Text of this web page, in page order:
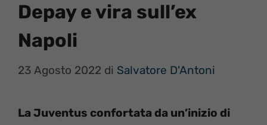
Depay e vira sull’ex
Napoli
23 Agosto 2022 di Salvatore D'Antoni
La Juventus confortata da un’inizio di